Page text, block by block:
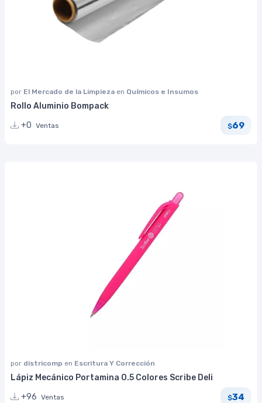
por El Mercado de la Limpieza en Químicos e Insumos
Rollo Aluminio Bompack
+0 Ventas $69
por districomp en Escritura Y Corrección
Lápiz Mecánico Portamina 0.5 Colores Scribe Deli
+96 Ventas $34